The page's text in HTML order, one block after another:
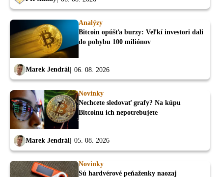
Analýzy
Bitcoin opúšťa burzy: Veľkí investori dali
do pohybu 100 miliónov
Marek Jendrál 06. 08. 2026
Novinky
Nechcete sledovať grafy? Na kúpu
Bitcoinu ich nepotrebujete
Marek Jendrál 05. 08. 2026
Novinky
Sú hardvérové peňaženky naozaj